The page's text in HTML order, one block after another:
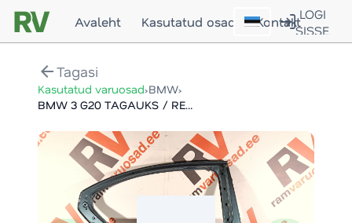
Avaleht Kasutatud osad KontaktLOGI
SISSE
arrow_backTagasi
Kasutatud varuosad›BMW›
BMW 3 G20 TAGAUKS / REAR DOOR